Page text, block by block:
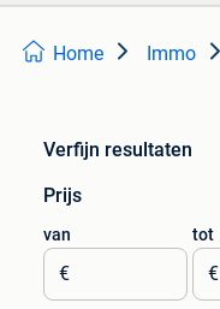
Home Immo
Verfijn resultaten
Prijs
van
€
tot
€